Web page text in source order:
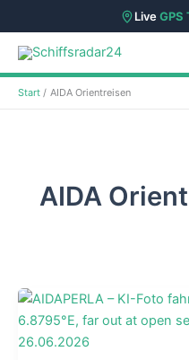
LiveGPS
Zum
Inhalt
springen
Start AIDA Orientreisen
AIDA